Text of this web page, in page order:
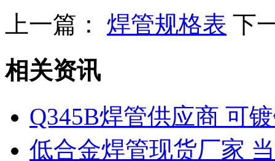
上一篇： 焊管规格表 下
相关资讯
Q345B焊管供应商 可
低合金焊管现货厂家